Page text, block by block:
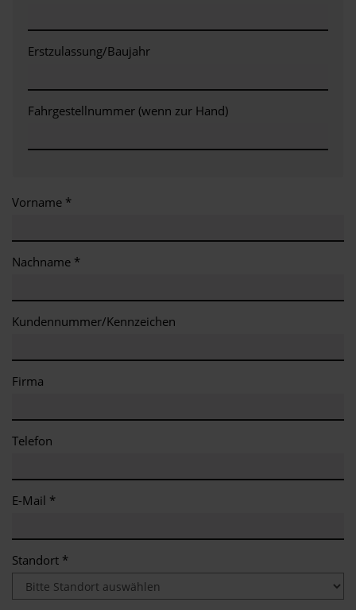
Erstzulassung/Baujahr
Fahrgestellnummer (wenn zur Hand)
Vorname *
Nachname *
Kundennummer/Kennzeichen
Firma
Telefon
E-Mail *
Standort *